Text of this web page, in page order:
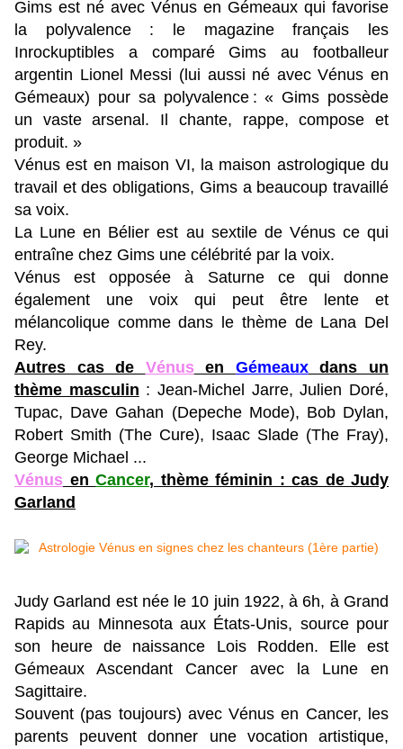
Gims est né avec Vénus en Gémeaux qui favorise
la polyvalence : le magazine français les
Inrockuptibles a comparé Gims au footballeur
argentin Lionel Messi (lui aussi né avec Vénus en
Gémeaux) pour sa polyvalence : « Gims possède
un vaste arsenal. Il chante, rappe, compose et
produit. »
Vénus est en maison VI, la maison astrologique du
travail et des obligations, Gims a beaucoup travaillé
sa voix.
La Lune en Bélier est au sextile de Vénus ce qui
entraîne chez Gims une célébrité par la voix.
Vénus est opposée à Saturne ce qui donne
également une voix qui peut être lente et
mélancolique comme dans le thème de Lana Del
Rey.
Autres cas de Vénusen Gémeauxdans un
thème masculin : Jean-Michel Jarre, Julien Doré,
Tupac, Dave Gahan (Depeche Mode), Bob Dylan,
Robert Smith (The Cure), Isaac Slade (The Fray),
George Michael ...
Vénus en Cancer, thème féminin : cas de Judy
Garland
Judy Garland est née le 10 juin 1922, à 6h, à Grand
Rapids au Minnesota aux États-Unis, source pour
son heure de naissance Lois Rodden. Elle est
Gémeaux Ascendant Cancer avec la Lune en
Sagittaire.
Souvent (pas toujours) avec Vénus en Cancer, les
parents peuvent donner une vocation artistique,